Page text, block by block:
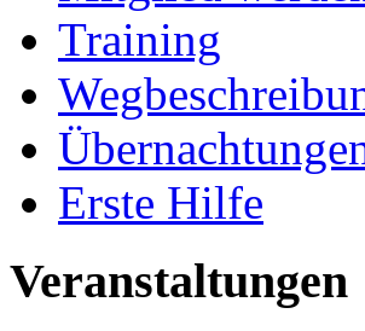
Training
Erste Hilfe
Veranstaltungen